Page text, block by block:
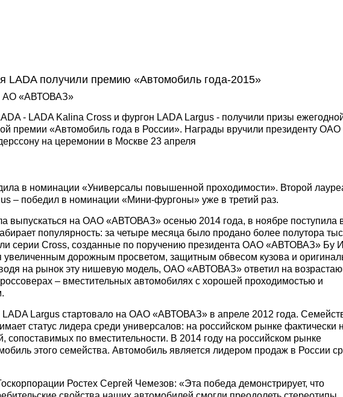
LADA получили премию «Автомобиль года-2015»
АО «АВТОВАЗ»
- LADA Kalina Cross и фургон LADA Largus - получили призы
премии «Автомобиль года в России». Награды вручили президенту ОАО
на церемонии в Москве 23 апреля
в номинации «Универсалы повышенной проходимости». Второй
– победил в номинации «Мини-фургоны» уже в третий раз.
выпускаться на ОАО «АВТОВАЗ» осенью 2014 года, в ноябре поступила
популярность: за четыре месяца было продано более полутора
серии Cross, созданные по поручению президента ОАО «АВТОВАЗ» Бу
увеличенным дорожным просветом, защитным обвесом кузова и
на рынок эту нишевую модель, ОАО «АВТОВАЗ» ответил на
– вместительных автомобилях с хорошей проходимостью и
LADA Largus стартовало на ОАО «АВТОВАЗ» в апреле 2012 года.
статус лидера среди универсалов: на российском рынке фактически
сопоставимых по вместительности. В 2014 году на российском рынке
этого семейства. Автомобиль является лидером продаж в России
Ростех Сергей Чемезов: «Эта победа демонстрирует, что